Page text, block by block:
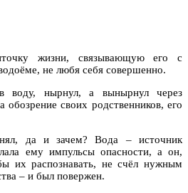
жизни, связывающую его с
не любя себя совершенно.
воду, нырнул, а вынырнул через
обозрение своих родственников, его
да и зачем? Вода – источник
ему импульсы опасности, а он,
их распознавать, не счёл нужным
– и был повержен.